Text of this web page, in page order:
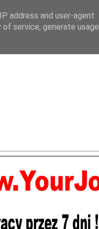
address and user-agent
service, generate usage